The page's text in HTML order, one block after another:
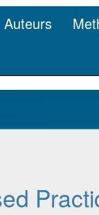
Auteurs